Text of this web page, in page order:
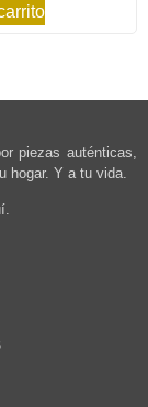
piezas auténticas,
hogar. Y a tu vida.